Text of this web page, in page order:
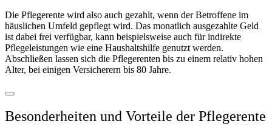
Die Pflegerente wird also auch gezahlt, wenn der Betroffene im
häuslichen Umfeld gepflegt wird. Das monatlich ausgezahlte Geld
ist dabei frei verfügbar, kann beispielsweise auch für indirekte
Pflegeleistungen wie eine Haushaltshilfe genutzt werden.
Abschließen lassen sich die Pflegerenten bis zu einem relativ hohen
Alter, bei einigen Versicherern bis 80 Jahre.
Besonderheiten und Vorteile der Pflegerente